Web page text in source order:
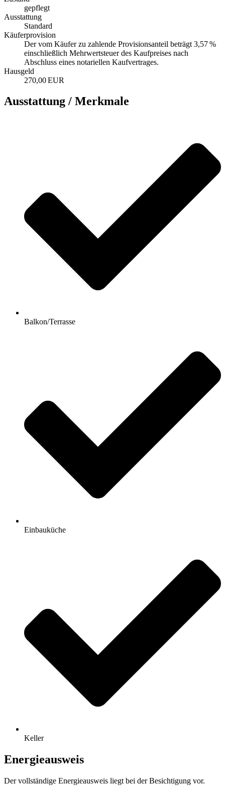
gepflegt
Ausstattung
Standard
Käufer­provision
Der vom Käufer zu zahlende Provisionsanteil beträgt 3,57 %
einschließlich Mehrwertsteuer des Kaufpreises nach
Abschluss eines notariellen Kaufvertrages.
Hausgeld
270,00 EUR
Ausstattung / Merkmale
Balkon/Terrasse
Einbauküche
Keller
Energieausweis
Der vollständige Energieausweis liegt bei der Besichtigung vor.